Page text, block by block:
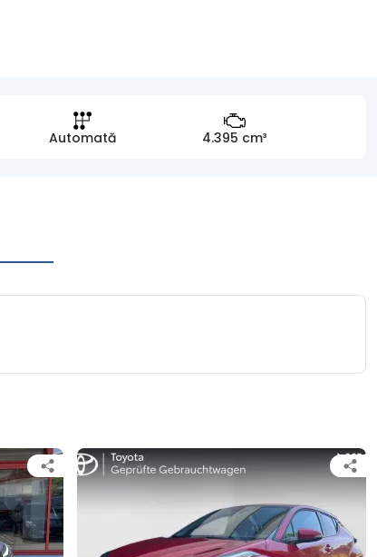
Automată 4.395 cm³